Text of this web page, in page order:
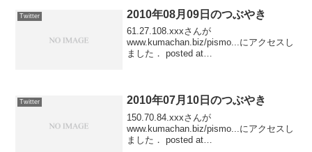
Twitter 2010年08月09日のつぶやき
61.27.108.xxxさんが
www.kumachan.biz/pismo...にアクセスし
ました． posted at
Twitter 2010年07月10日のつぶやき
150.70.84.xxxさんが
www.kumachan.biz/pismo...にアクセスし
ました． posted at